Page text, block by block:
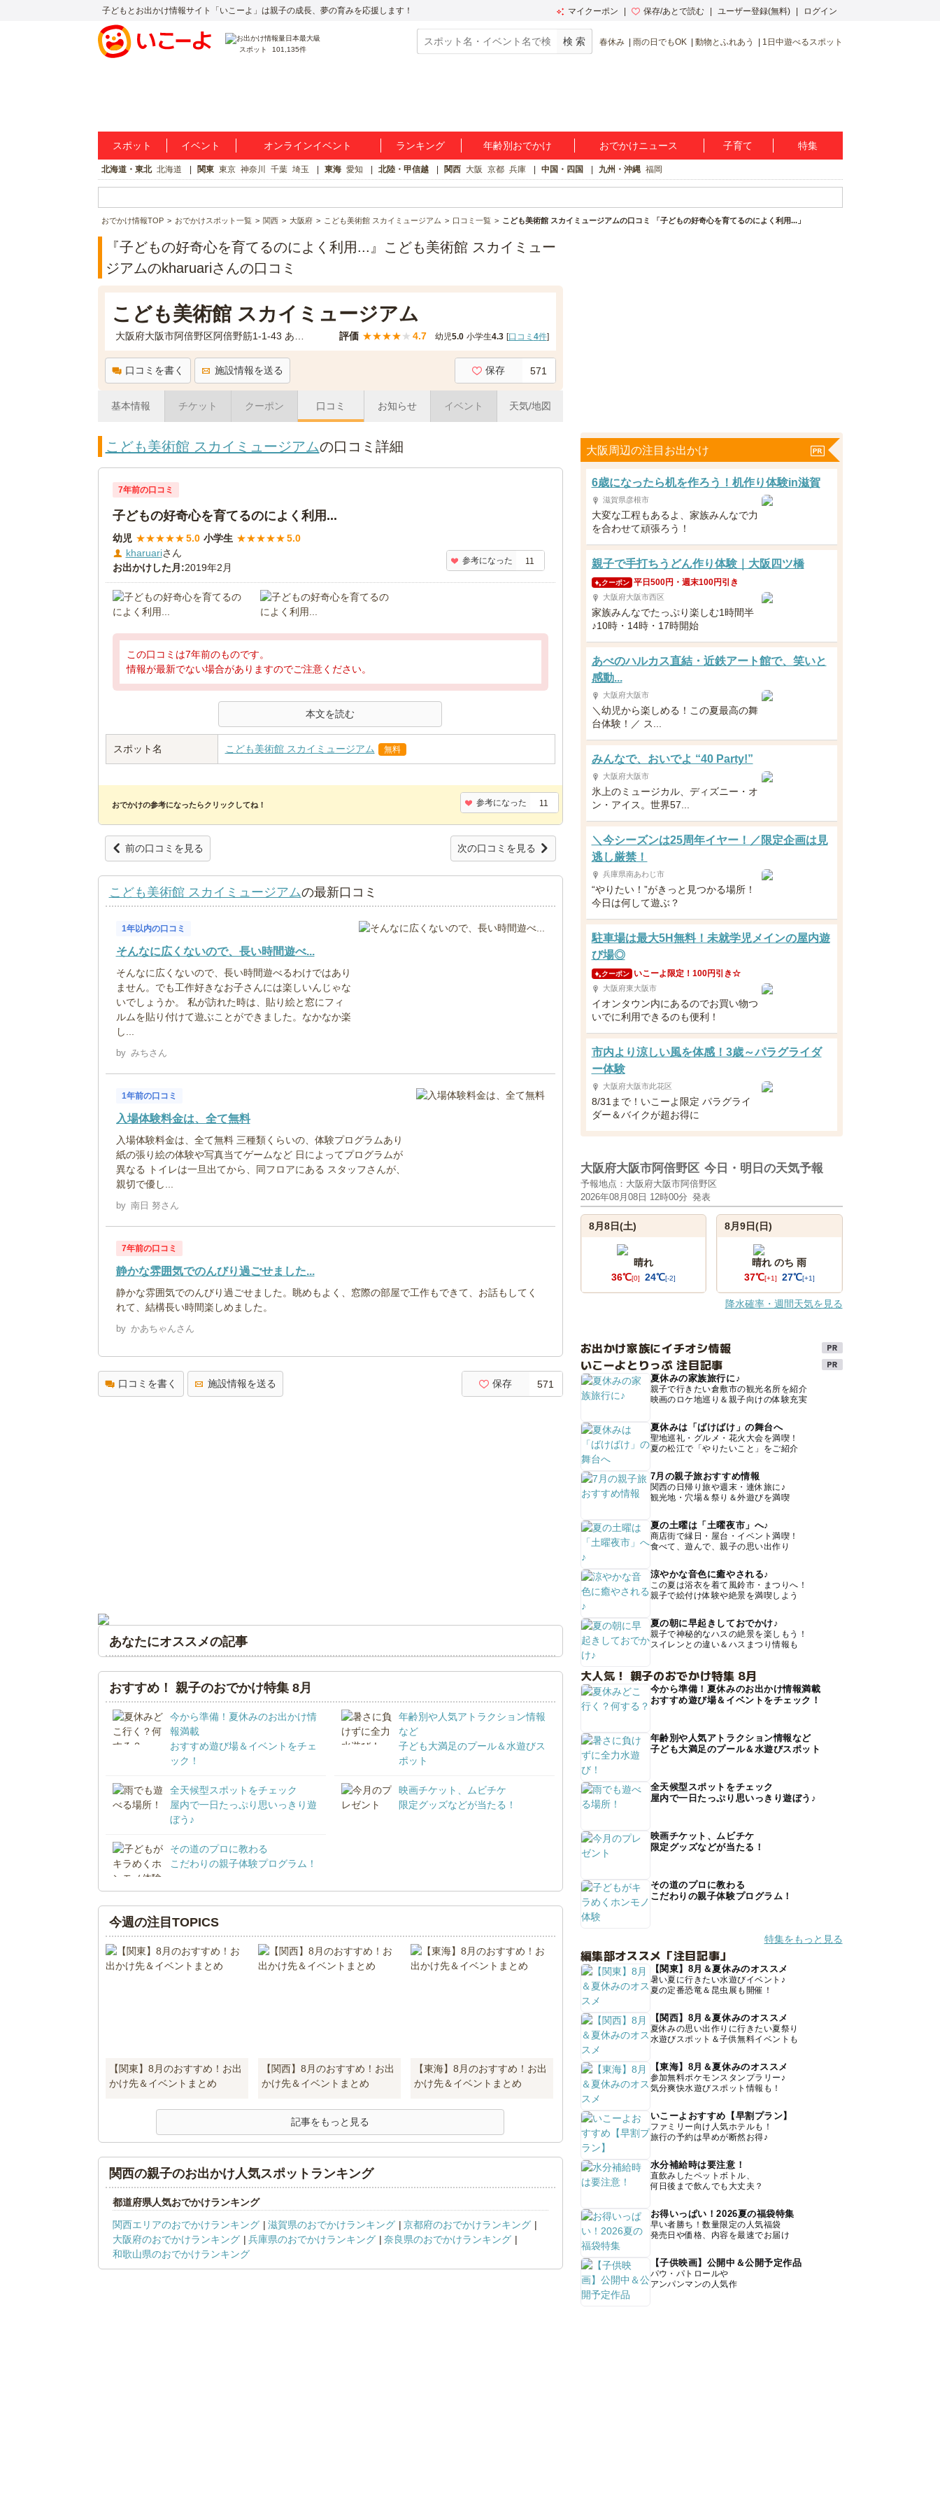
子どもとお出かけ情報サイト「いこーよ」は親子の成長、夢の育みを応援します！ マイクーポン 保存/あとで読む ユーザー登録(無料) ログイン
スポット 101,135件
春休み 雨の日でもOK 動物とふれあう 1日中遊べるスポット
スポット イベント オンラインイベント ランキング 年齢別おでかけ おでかけニュース 子育て 特集
北海道・東北 北海道 関東 東京 神奈川 千葉 埼玉 東海 愛知 北陸・甲信越 関西 大阪 京都 兵庫 中国・四国 九州・沖縄 福岡
おでかけ情報TOP おでかけスポット一覧 関西 大阪府 こども美術館 スカイミュージアム 口コミ一覧 こども美術館 スカイミュージアムの口コミ 「子どもの好奇心を育てるのによく利用...」
『子どもの好奇心を育てるのによく利用...』こども美術館 スカイミュー
ジアムのkharuariさんの口コミ
こども美術館 スカイミュージアム
評価 ★★★★★ 4.7 幼児5.0 小学生4.3 [口コミ 4件]
口コミを書く 施設情報を送る 保存 571
基本情報 チケット クーポン 口コミ お知らせ イベント 天気/地図
こども美術館 スカイミュージアムの口コミ詳細
7年前の口コミ
子どもの好奇心を育てるのによく利用...
幼児 ★★★★★5.0 小学生 ★★★★★5.0
kharuariさん
お出かけした月:2019年2月
参考になった 11
この口コミは7年前のものです。
情報が最新でない場合がありますのでご注意ください。
本文を読む
スポット名 こども美術館 スカイミュージアム 無料
おでかけの参考になったらクリックしてね！ 参考になった 11
前の口コミを見る 次の口コミを見る
こども美術館 スカイミュージアムの最新口コミ
1年以内の口コミ
そんなに広くないので、長い時間遊べ...
そんなに広くないので、長い時間遊べるわけではあり
ません。でも工作好きなお子さんには楽しいんじゃな
いでしょうか。 私が訪れた時は、貼り絵と窓にフィ
ルムを貼り付けて遊ぶことができました。なかなか楽
し...
by みちさん
1年前の口コミ
入場体験料金は、全て無料
入場体験料金は、全て無料 三種類くらいの、体験プログラムあり
紙の張り絵の体験や写真当てゲームなど 日によってプログラムが
異なる トイレは一旦出てから、同フロアにある スタッフさんが、
親切で優し...
by 南日 努さん
7年前の口コミ
静かな雰囲気でのんびり過ごせました...
静かな雰囲気でのんびり過ごせました。眺めもよく、窓際の部屋で工作もできて、お話もしてく
れて、結構長い時間楽しめました。
by かあちゃんさん
口コミを書く 施設情報を送る 保存 571
あなたにオススメの記事
おすすめ！ 親子のおでかけ特集 8月
今から準備！夏休みのお出かけ情
報満載
おすすめ遊び場＆イベントをチェ
ック！
年齢別や人気アトラクション情報
など
子ども大満足のプール＆水遊びス
ポット
全天候型スポットをチェック
屋内で一日たっぷり思いっきり遊
ぼう♪
映画チケット、ムビチケ
限定グッズなどが当たる！
その道のプロに教わる
こだわりの親子体験プログラム！
今週の注目TOPICS
【関東】8月のおすすめ！お出
かけ先＆イベントまとめ
【関西】8月のおすすめ！お出
かけ先＆イベントまとめ
【東海】8月のおすすめ！お出
かけ先＆イベントまとめ
記事をもっと見る
関西の親子のお出かけ人気スポットランキング
都道府県人気おでかけランキング
関西エリアのおでかけランキング
滋賀県のおでかけランキング
京都府のおでかけランキング
大阪府のおでかけランキング
兵庫県のおでかけランキング
奈良県のおでかけランキング
和歌山県のおでかけランキング
大阪周辺の注目お出かけ
6歳になったら机を作ろう！机作り体験in滋賀
滋賀県彦根市
大変な工程もあるよ、家族みんなで力
を合わせて頑張ろう！
親子で手打ちうどん作り体験｜大阪四ツ橋
クーポン 平日500円・週末100円引き
大阪府大阪市西区
家族みんなでたっぷり楽しむ1時間半
♪10時・14時・17時開始
あべのハルカス直結・近鉄アート館で、笑いと
感動...
大阪府大阪市
＼幼児から楽しめる！この夏最高の舞
台体験！／ ス...
みんなで、おいでよ “40 Party!”
大阪府大阪市
氷上のミュージカル、ディズニー・オ
ン・アイス。世界57...
＼今シーズンは25周年イヤー！／限定企画は見
逃し厳禁！
兵庫県南あわじ市
“やりたい！”がきっと見つかる場所！
今日は何して遊ぶ？
駐車場は最大5H無料！未就学児メインの屋内遊
び場◎
クーポン いこーよ限定！100円引き☆
大阪府東大阪市
イオンタウン内にあるのでお買い物つ
いでに利用できるのも便利！
市内より涼しい風を体感！3歳～パラグライダ
ー体験
大阪府大阪市此花区
8/31まで！いこーよ限定 パラグライ
ダー＆バイクが超お得に
大阪府大阪市阿倍野区 今日・明日の天気予報
予報地点：大阪府大阪市阿倍野区
2026年08月08日 12時00分 発表
8月8日(土)
晴れ
36℃[0] 24℃[-2]
8月9日(日)
晴れ のち 雨
37℃[+1] 27℃[+1]
降水確率・週間天気を見る
お出かけ家族にイチオシ情報
いこーよとりっぷ 注目記事
夏休みの家族旅行に♪
親子で行きたい倉敷市の観光名所を紹介
映画のロケ地巡り＆親子向けの体験充実
夏休みは「ばけばけ」の舞台へ
聖地巡礼・グルメ・花火大会を満喫！
夏の松江で「やりたいこと」をご紹介
7月の親子旅おすすめ情報
関西の日帰り旅や週末・連休旅に♪
観光地・穴場＆祭り＆外遊びを満喫
夏の土曜は「土曜夜市」へ♪
商店街で縁日・屋台・イベント満喫！
食べて、遊んで、親子の思い出作り
涼やかな音色に癒やされる♪
この夏は浴衣を着て風鈴市・まつりへ！
親子で絵付け体験や絶景を満喫しよう
夏の朝に早起きしておでかけ♪
親子で神秘的なハスの絶景を楽しもう！
スイレンとの違い＆ハスまつり情報も
大人気！ 親子のおでかけ特集 8月
今から準備！夏休みのお出かけ情報満載
おすすめ遊び場＆イベントをチェック！
年齢別や人気アトラクション情報など
子ども大満足のプール＆水遊びスポット
全天候型スポットをチェック
屋内で一日たっぷり思いっきり遊ぼう♪
映画チケット、ムビチケ
限定グッズなどが当たる！
その道のプロに教わる
こだわりの親子体験プログラム！
特集をもっと見る
編集部オススメ「注目記事」
【関東】8月＆夏休みのオススメ
暑い夏に行きたい水遊びイベント♪
夏の定番恐竜＆昆虫展も開催！
【関西】8月＆夏休みのオススメ
夏休みの思い出作りに行きたい夏祭り
水遊びスポット＆子供無料イベントも
【東海】8月＆夏休みのオススメ
参加無料ポケモンスタンプラリー♪
気分爽快水遊びスポット情報も！
いこーよおすすめ【早割プラン】
ファミリー向け人気ホテルも！
旅行の予約は早めが断然お得♪
水分補給時は要注意！
直飲みしたペットボトル、
何日後まで飲んでも大丈夫？
お得いっぱい！2026夏の福袋特集
早い者勝ち！数量限定の人気福袋
発売日や価格、内容を最速でお届け
【子供映画】公開中＆公開予定作品
パウ・パトロールや
アンパンマンの人気作